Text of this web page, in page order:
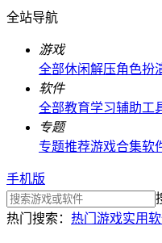
全站导航
游戏
全部休闲解压角色扮
软件
全部教育学习辅助工
专题
专题推荐游戏合集软
手机版
热门搜索： 热门游戏实用